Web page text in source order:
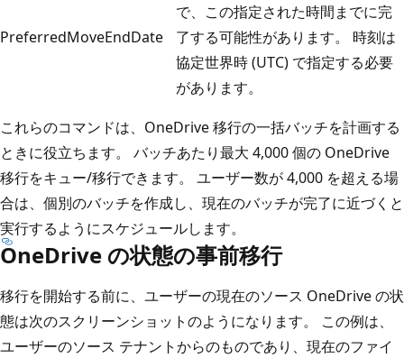
PreferredMoveEndDate
で、この指定された時間までに完
了する可能性があります。 時刻は
協定世界時 (UTC) で指定する必要
があります。
これらのコマンドは、OneDrive 移行の一括バッチを計画する
ときに役立ちます。 バッチあたり最大 4,000 個の OneDrive
移行をキュー/移行できます。 ユーザー数が 4,000 を超える場
合は、個別のバッチを作成し、現在のバッチが完了に近づくと
実行するようにスケジュールします。
OneDrive の状態の事前移行
移行を開始する前に、ユーザーの現在のソース OneDrive の状
態は次のスクリーンショットのようになります。 この例は、
ユーザーのソース テナントからのものであり、現在のファイ